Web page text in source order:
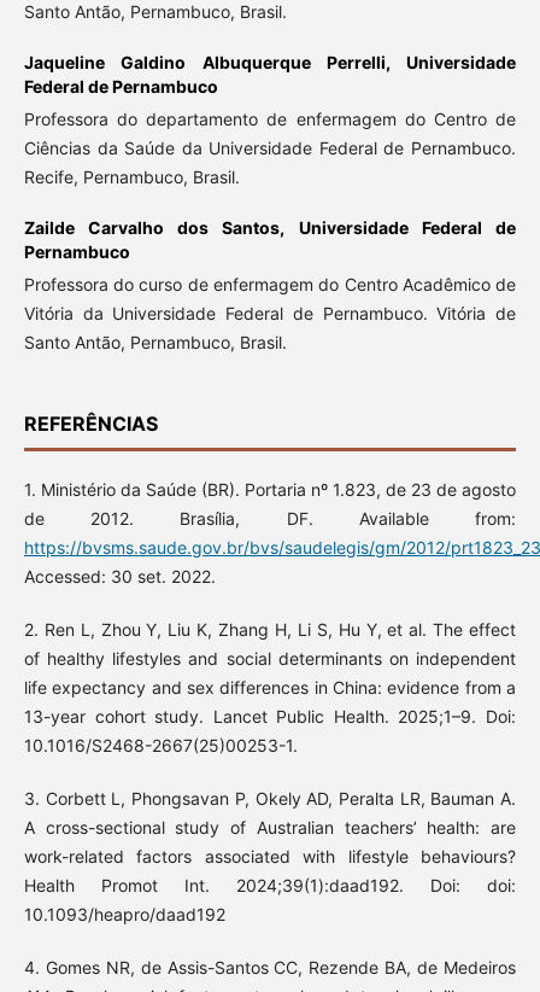
Santo Antão, Pernambuco, Brasil.
Jaqueline Galdino Albuquerque Perrelli,Universidade
Federal de Pernambuco
Professora do departamento de enfermagem do Centro de
Ciências da Saúde da Universidade Federal de Pernambuco.
Recife, Pernambuco, Brasil.
Zailde Carvalho dos Santos, Universidade Federal de
Pernambuco
Professora do curso de enfermagem do Centro Acadêmico de
Vitória da Universidade Federal de Pernambuco. Vitória de
Santo Antão, Pernambuco, Brasil.
REFERÊNCIAS
1. Ministério da Saúde (BR). Portaria nº 1.823, de 23 de agosto
de 2012. Brasília, DF. Available from:
https://bvsms.saude.gov.br/bvs/saudelegis/gm/2012/
Accessed: 30 set. 2022.
2. Ren L, Zhou Y, Liu K, Zhang H, Li S, Hu Y, et al. The effect
of healthy lifestyles and social determinants on independent
life expectancy and sex differences in China: evidence from a
13-year cohort study. Lancet Public Health. 2025;1–9. Doi:
10.1016/S2468-2667(25)00253-1.
3. Corbett L, Phongsavan P, Okely AD, Peralta LR, Bauman A.
A cross-sectional study of Australian teachers’ health: are
work-related factors associated with lifestyle behaviours?
Health Promot Int. 2024;39(1):daad192. Doi: doi:
10.1093/heapro/daad192
4. Gomes NR, de Assis-Santos CC, Rezende BA, de Medeiros